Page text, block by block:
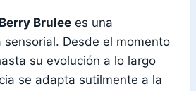
Berry Brulee es una
Desde el momento
su evolución a lo largo
se adapta sutilmente a la